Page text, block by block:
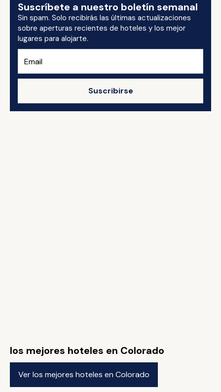
Suscríbete a nuestro boletín semanal
Sin spam. Solo recibirás las últimas actualizaciones
sobre aperturas recientes de hoteles y los mejor
lugares para alojarte.
Suscribirse
los mejores hoteles en Colorado
Ver los mejores hoteles en Colorado